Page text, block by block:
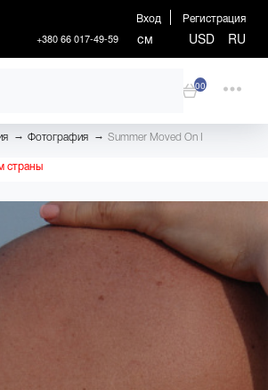
Вход Регистрация
+380 66 017-49-59 см USD RU
00
→ Фотография → Summer Moved On I
страны